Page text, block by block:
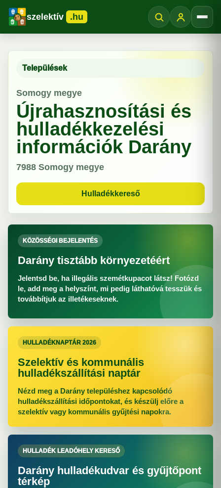
szelektív .hu
Települések
Somogy megye
Újrahasznosítási és
hulladékkezelési
információk Darány
7988 Somogy megye
Hulladékkereső
KÖZÖSSÉGI BEJELENTÉS
Darány tisztább környezetéért
Jelentsd be, ha illegális szemétkupacot látsz! Fotózd
le, add meg a helyszínt, mi pedig láthatóvá tesszük és
továbbítjuk az illetékeseknek.
HULLADÉKNAPTÁR 2026
Szelektív és kommunális
hulladékszállítási naptár
Nézd meg a Darány településhez kapcsolódó
hulladékszállítási időpontokat, és készülj előre a
szelektív vagy kommunális gyűjtési napokra.
HULLADÉK LEADÓHELY KERESŐ
Darány hulladékudvar és gyűjtőpont
térkép